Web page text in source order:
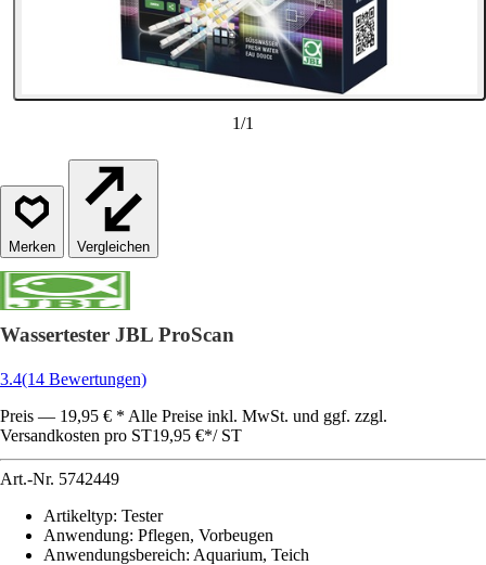
1/1
Vergleichen
Wassertester JBL ProScan
3.4(14 Bewertungen)
Preis — 19,95 € * Alle Preise inkl. MwSt. und ggf. zzgl.
Versandkosten pro ST19,95 €*/ ST
Art.-Nr. 5742449
Artikeltyp: Tester
Anwendung: Pflegen, Vorbeugen
Anwendungsbereich: Aquarium, Teich